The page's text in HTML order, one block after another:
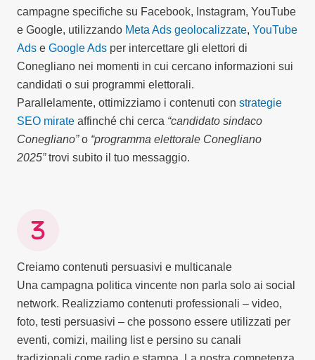
campagne specifiche su Facebook, Instagram, YouTube
e Google, utilizzando Meta Ads geolocalizzate, YouTube
Ads e Google Ads per intercettare gli elettori di
Conegliano nei momenti in cui cercano informazioni sui
candidati o sui programmi elettorali.
Parallelamente, ottimizziamo i contenuti con strategie
SEO mirate affinché chi cerca “candidato sindaco
Conegliano”o “programma elettorale Conegliano
2025”trovi subito il tuo messaggio.
Creiamo contenuti persuasivi e multicanale
Una campagna politica vincente non parla solo ai social
network. Realizziamo contenuti professionali – video,
foto, testi persuasivi – che possono essere utilizzati per
eventi, comizi, mailing list e persino su canali